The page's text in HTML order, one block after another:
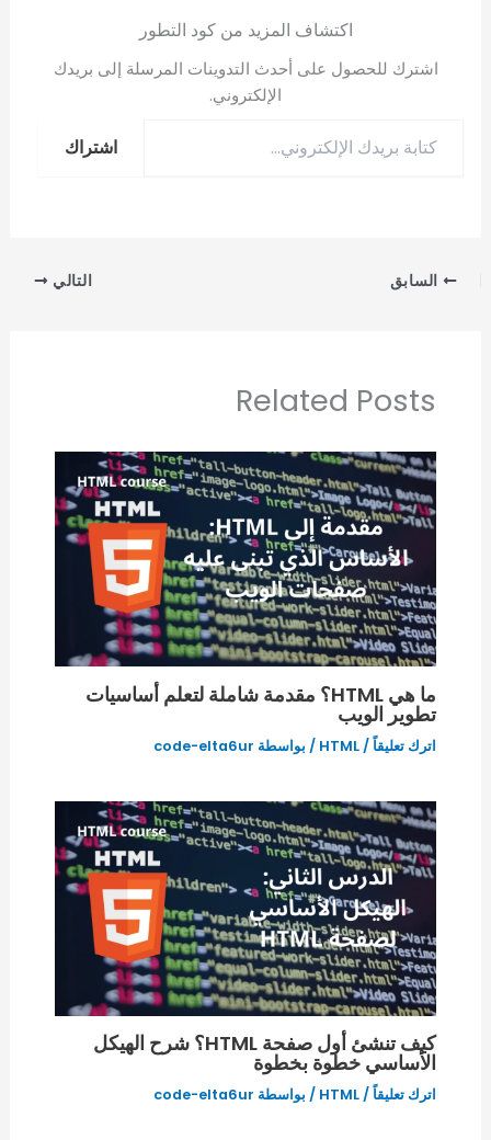
اكتشاف المزيد من كود التطور
اشترك للحصول على أحدث التدوينات المرسلة إلى بريدك
الإلكتروني.
اشتراك
السابق التالي
Related Posts
ما هي HTML؟ مقدمة شاملة لتعلم أساسيات
تطوير الويب
اترك تعليقاً/
HTML / بواسطة code-elta6ur
كيف تنشئ أول صفحة HTML؟ شرح الهيكل
الأساسي خطوة بخطوة
اترك تعليقاً/
HTML / بواسطة code-elta6ur